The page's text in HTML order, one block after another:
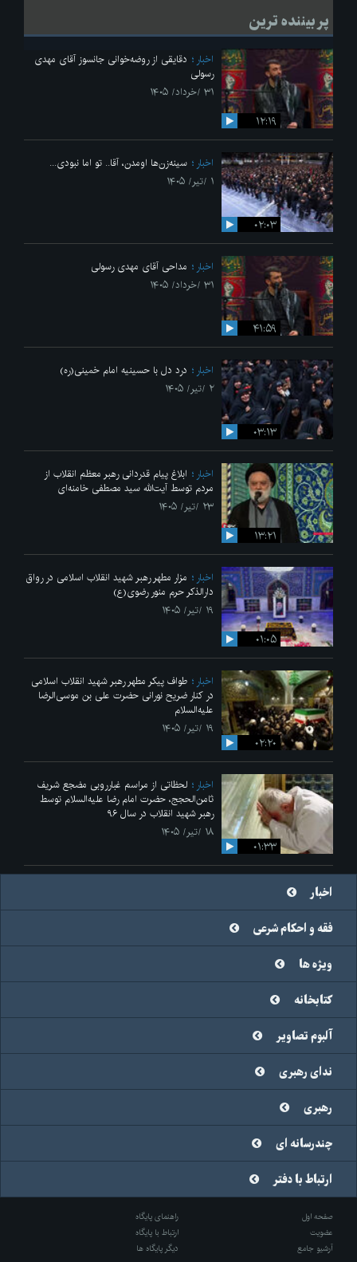
لحظاتی از قرائت زیارت اربعین امام حسین(ع) در مراسم عزاداری هیئات
پر بیننده ترین
۱۲:۱۹
اخبار
دقایقی از روضه‌خوانی جانسوز آقای مهدی
رسولی
۳۱ /خرداد/ ۱۴۰۵
۰۲:۰۳
اخبار
سینه‌زن‌ها اومدن،‌ آقا.. تو اما نبودی...
۱ /تیر/ ۱۴۰۵
۴۱:۵۹
اخبار
مداحی آقای مهدی رسولی
۳۱ /خرداد/ ۱۴۰۵
۰۳:۱۳
اخبار
درد دل با حسینیه امام خمینی(ره)
۲ /تیر/ ۱۴۰۵
۱۳:۲۱
اخبار
ابلاغ پیام قدردانی رهبر معظم انقلاب از
مردم توسط آیت‌الله سید مصطفی خامنه‌ای
۲۳ /تیر/ ۱۴۰۵
۰۱:۰۵
اخبار
مزار مطهر رهبر شهید انقلاب اسلامی در رواق
دارالذکر حرم منور رضوی(ع)
۱۹ /تیر/ ۱۴۰۵
۰۲:۲۰
اخبار
طواف پیکر مطهر رهبر شهید انقلاب اسلامی
در کنار ضریح نورانی حضرت علی‌ بن موسی‌الرضا
علیه‌السلام
۱۹ /تیر/ ۱۴۰۵
۰۱:۳۳
اخبار
لحظاتی از مراسم غبارروبی مضجع شریف
ثامن‌الحجج، حضرت امام رضا علیه‌السلام توسط
رهبر شهید انقلاب در سال ۹۶
۱۸ /تیر/ ۱۴۰۵
اخبار
فقه و احکام شرعی
ویژه ها
کتابخانه
آلبوم تصاویر
ندای رهبری
رهبری
چندرسانه ای
ارتباط با دفتر
صفحه اول
راهنمای پایگاه
عضویت
ارتباط با پایگاه
آرشیو جامع
دیگر پایگاه ها